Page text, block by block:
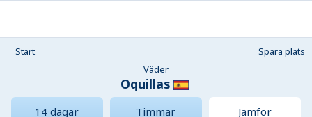
Start
Spara plats
Väder
Oquillas
14 dagar Timmar Jämför